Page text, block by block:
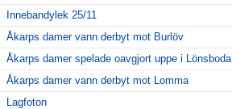
Innebandylek 25/11
Åkarps damer vann derbyt mot Burlöv
Åkarps damer spelade oavgjort uppe i Lönsboda
Åkarps damer vann derbyt mot Lomma
Lagfoton